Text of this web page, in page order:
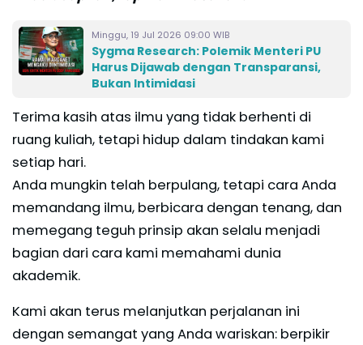
Minggu, 19 Jul 2026 09:00 WIB
Sygma Research: Polemik Menteri PU
Harus Dijawab dengan Transparansi,
Bukan Intimidasi
Terima kasih atas ilmu yang tidak berhenti di
ruang kuliah, tetapi hidup dalam tindakan kami
setiap hari.
Anda mungkin telah berpulang, tetapi cara Anda
memandang ilmu, berbicara dengan tenang, dan
memegang teguh prinsip akan selalu menjadi
bagian dari cara kami memahami dunia
akademik.
Kami akan terus melanjutkan perjalanan ini
dengan semangat yang Anda wariskan: berpikir